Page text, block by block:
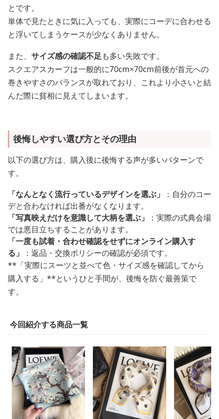
とです。
単体で見たときに気に入っても、実際にコーデに合わせる
と浮いてしまうケースが少なくありません。
また、 サイズ感の確認不足も多い失敗です。
スクエアスカーフは一般的に70cm×70cm前後が首元への
巻きやすさのバランスが取れており、これより小さいと結
んだ際に貧相に見えてしまいます。
後悔しやすい選び方とその理由
以下の選び方は、購入後に後悔する声が多いパターンで
す。
「なんとなく流行っているデザインを選ぶ」
：自分のコー
デと合わなければ出番がなくなります。
「写真映えだけを意識して大柄を選ぶ」
：実際の式典会場
では悪目立ちすることがあります。
「一度も試着・合わせ確認をせずにオンライン購入す
る」
：返品・交換ポリシーの確認が必須です。
**「実際にスーツと並べて色・サイズ感を確認してから
購入する」**というひと手間が、後悔を防ぐ最善策で
す。
今回紹介する商品一覧